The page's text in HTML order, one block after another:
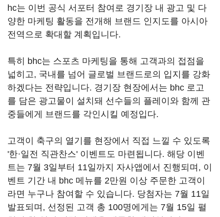
hc는 이번 공식 서포터 참여로 경기장 내 광고 및 다
양한 마케팅 활동을 전개해 브랜드 인지도를 아시아
전역으로 확대할 계획입니다.
특히 bhc는 스포츠 마케팅을 통해 고객과의 접점을
넓히고, 국내를 넘어 글로벌 브랜드로의 입지를 강화
하겠다는 전략입니다. 경기장 현장에서는 bhc 로고
를 담은 광고물이 설치돼 선수들의 플레이와 함께 관
중들에게 브랜드를 각인시킬 예정입다.
고객이 축구의 열기를 현장에서 직접 느낄 수 있도록
'한·일전 직관찬스' 이벤트도 마련됩니다. 해당 이벤
트는 7월 3일부터 11일까지 자사앱에서 진행되며, 이
벤트 기간 내 bhc 메뉴를 2만원 이상 주문한 고객이
라면 누구나 참여할 수 있습니다. 당첨자는 7월 11일
발표되며, 선정된 고객 총 100명에게는 7월 15일 펼